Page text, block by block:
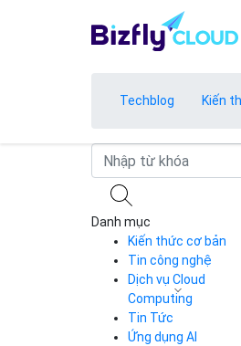
Bảng giá
Techblog Kiến
Danh mục
Kiến thức cơ bản
Tin công nghệ
Dịch vụ Cloud
Computing
Cloud Server
CDN
Tin Tức
Ứng dụng AI